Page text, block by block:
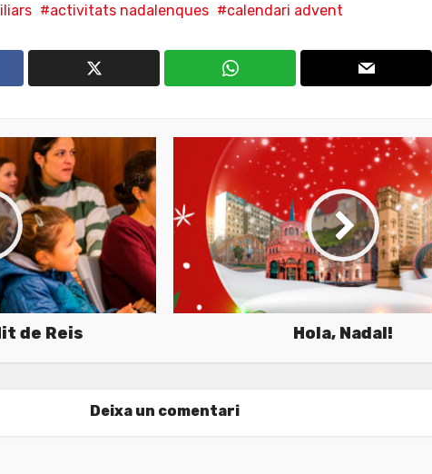
activitats nadalenques calendari advent
de Reis Hola, Nadal!
Deixa un comentari